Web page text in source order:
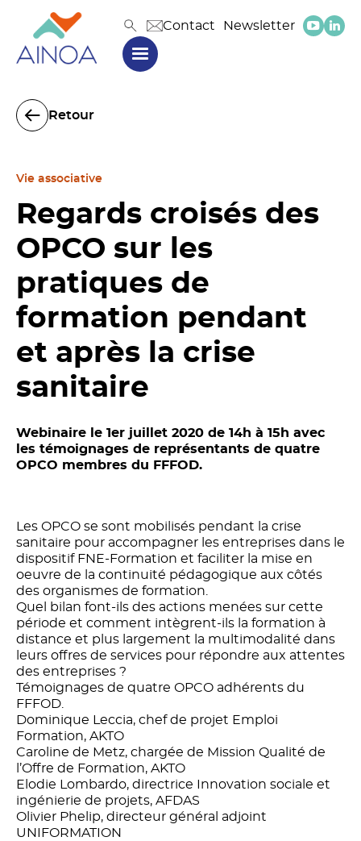
Contact Newsletter
Retour
Vie associative
Regards croisés des
OPCO sur les
pratiques de
formation pendant
et après la crise
sanitaire
Webinaire le 1er juillet 2020 de 14h à 15h avec
les témoignages de représentants de quatre
OPCO membres du FFFOD.
Les OPCO se sont mobilisés pendant la crise
sanitaire pour accompagner les entreprises dans le
dispositif FNE-Formation et faciliter la mise en
oeuvre de la continuité pédagogique aux côtés
des organismes de formation.
Quel bilan font-ils des actions menées sur cette
période et comment intègrent-ils la formation à
distance et plus largement la multimodalité dans
leurs offres de services pour répondre aux attentes
des entreprises ?
Témoignages de quatre OPCO adhérents du
FFFOD.
Dominique Leccia, chef de projet Emploi
Formation, AKTO
Caroline de Metz, chargée de Mission Qualité de
l’Offre de Formation, AKTO
Elodie Lombardo, directrice Innovation sociale et
ingénierie de projets, AFDAS
Olivier Phelip, directeur général adjoint
UNIFORMATION